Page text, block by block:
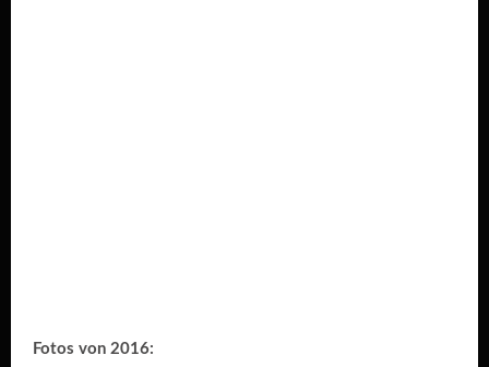
Fotos von 2016: